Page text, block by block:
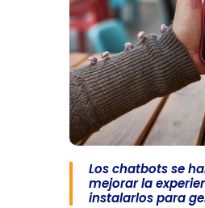
Los chatbots se
mejorar la
instalarlos para